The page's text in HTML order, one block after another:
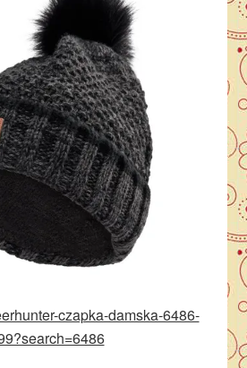
czapka-damska-6486-